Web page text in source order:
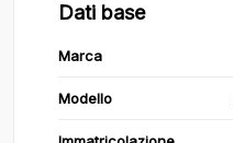
Dati base
Marca
Modello